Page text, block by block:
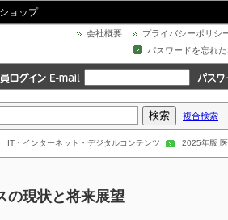
ョップ
会社概要 プライバシーポリシ
パスワードを忘れ
複合検索
IT・インターネット・デジタルコンテンツ 2025年版
の現状と将来展望